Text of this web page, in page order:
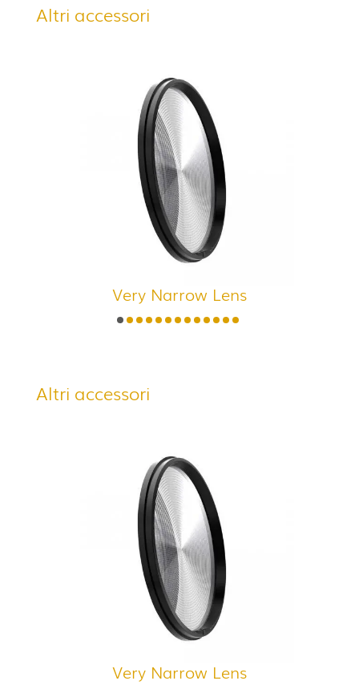
Altri accessori
Very Narrow Lens
Altri accessori
Very Narrow Lens